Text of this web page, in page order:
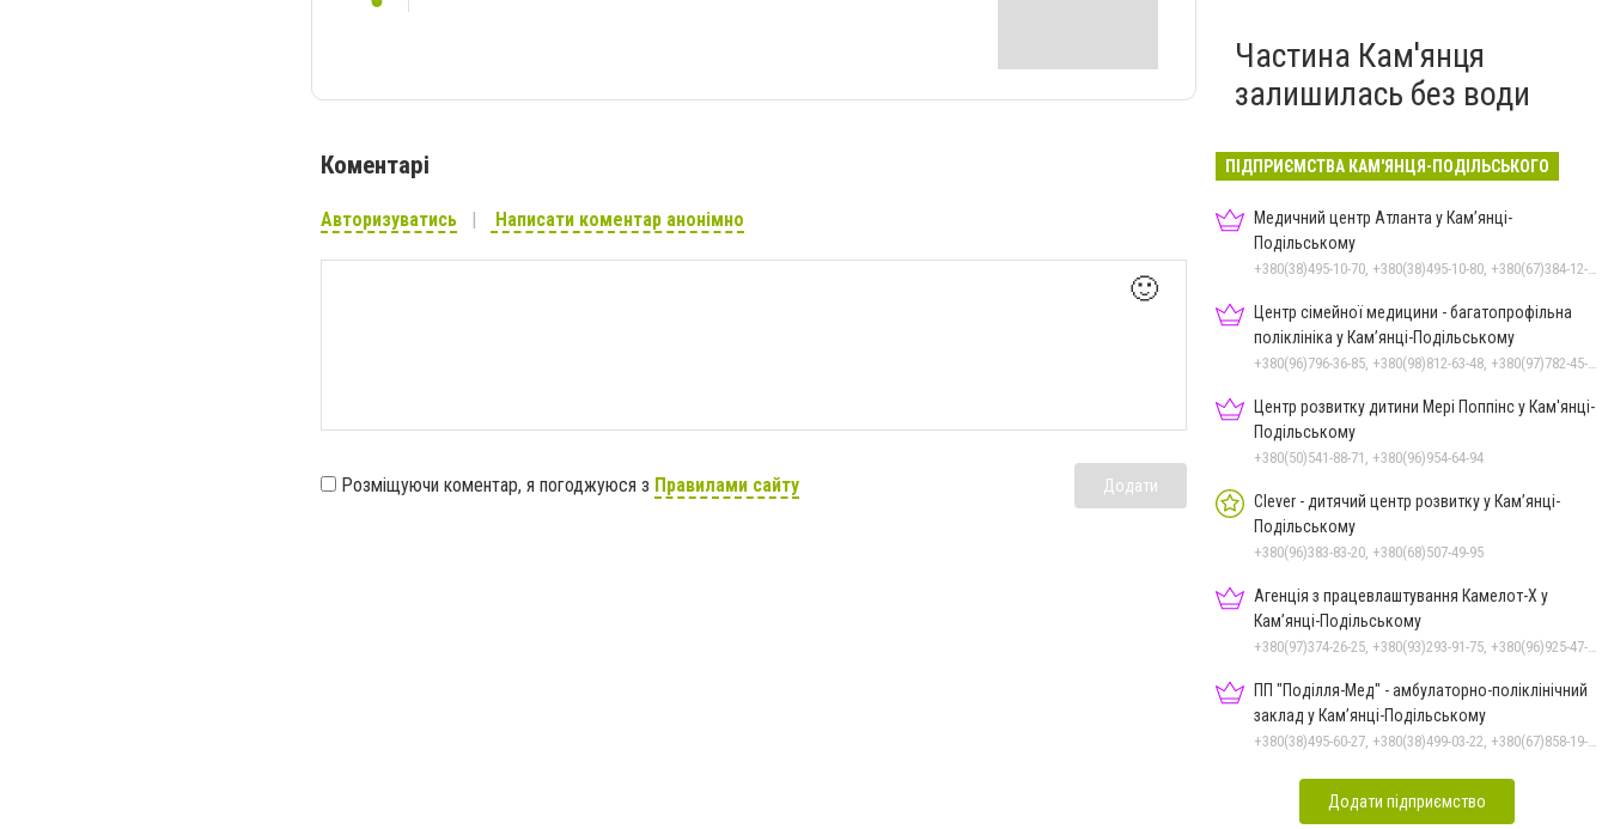
Коментарі
Авторизуватись Написати коментар анонімно
🙂
Розміщуючи коментар, я погоджуюся з Правилами сайту Додати
Частина Кам'янця
залишилась без води
ПІДПРИЄМСТВА КАМ'ЯНЦЯ-ПОДІЛЬСЬКОГО
Медичний центр Атланта у Кам’янці-
Подільському
+380(38)495-10-70, +380(38)495-10-80, +380(67)384-12-07
Центр сімейної медицини - багатопрофільна
поліклініка у Кам’янці-Подільському
+380(96)796-36-85, +380(98)812-63-48, +380(97)782-45-70
Центр розвитку дитини Мері Поппінс у Кам'янці-
Подільському
+380(50)541-88-71, +380(96)954-64-94
Clever - дитячий центр розвитку у Кам’янці-
Подільському
+380(96)383-83-20, +380(68)507-49-95
Агенція з працевлаштування Камелот-Х у
Кам’янці-Подільському
+380(97)374-26-25, +380(93)293-91-75, +380(96)925-47-71, +380(73)327-54-83
ПП "Поділля-Мед" - амбулаторно-поліклінічний
заклад у Кам’янці-Подільському
+380(38)495-60-27, +380(38)499-03-22, +380(67)858-19-75
Додати підприємство